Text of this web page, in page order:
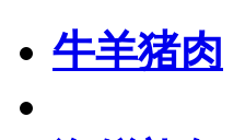
牛羊猪肉